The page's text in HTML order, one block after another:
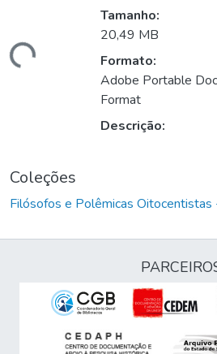
Tamanho:
20,49 MB
Formato:
Adobe Portable
Format
Descrição:
Coleções
Filósofos e Polêmicas Oitocentistas